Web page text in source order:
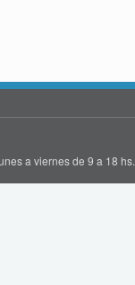
a viernes de 9 a 18 hs.